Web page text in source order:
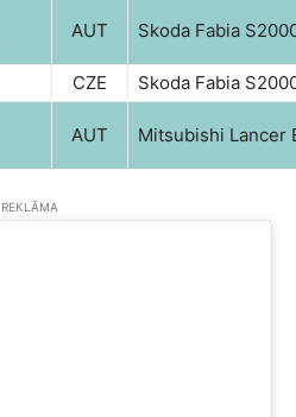
AUT Skoda Fabia
CZE Skoda Fabia
AUT Mitsubishi Lancer
REKLĀMA